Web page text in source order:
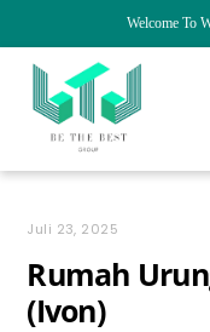
Welcome To
content
Juli 23, 2025
Rumah
(Ivon)